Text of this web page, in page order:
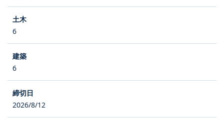
6
6
2026/8/12